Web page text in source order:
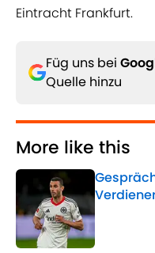
Eintracht Frankfurt.
Füg uns bei
Quelle hinzu
More like this
Published